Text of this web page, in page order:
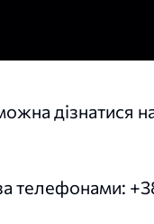
дізнатися
телефонами: